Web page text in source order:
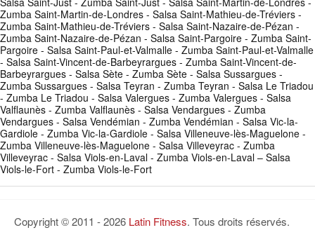
Zumba Saint-Martin-de-Londres - Salsa Saint-Mathieu-de-Tréviers -
Zumba Saint-Mathieu-de-Tréviers - Salsa Saint-Nazaire-de-Pézan -
Zumba Saint-Nazaire-de-Pézan - Salsa Saint-Pargoire - Zumba Saint-
Pargoire - Salsa Saint-Paul-et-Valmalle - Zumba Saint-Paul-et-Valmalle
- Salsa Saint-Vincent-de-Barbeyrargues - Zumba Saint-Vincent-de-
Barbeyrargues - Salsa Sète - Zumba Sète - Salsa Sussargues -
Zumba Sussargues - Salsa Teyran - Zumba Teyran - Salsa Le Triadou
- Zumba Le Triadou - Salsa Valergues - Zumba Valergues - Salsa
Valflaunès - Zumba Valflaunès - Salsa Vendargues - Zumba
Vendargues - Salsa Vendémian - Zumba Vendémian - Salsa Vic-la-
Gardiole - Zumba Vic-la-Gardiole - Salsa Villeneuve-lès-Maguelone -
Zumba Villeneuve-lès-Maguelone - Salsa Villeveyrac - Zumba
Villeveyrac - Salsa Viols-en-Laval - Zumba Viols-en-Laval – Salsa
Viols-le-Fort - Zumba Viols-le-Fort
Copyright © 2011 - 2026 Latin Fitness. Tous droits réservés.